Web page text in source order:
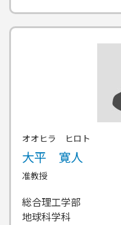
オオヒラ ヒロト
大平 寛人
准教授
総合理工学部
地球科学科